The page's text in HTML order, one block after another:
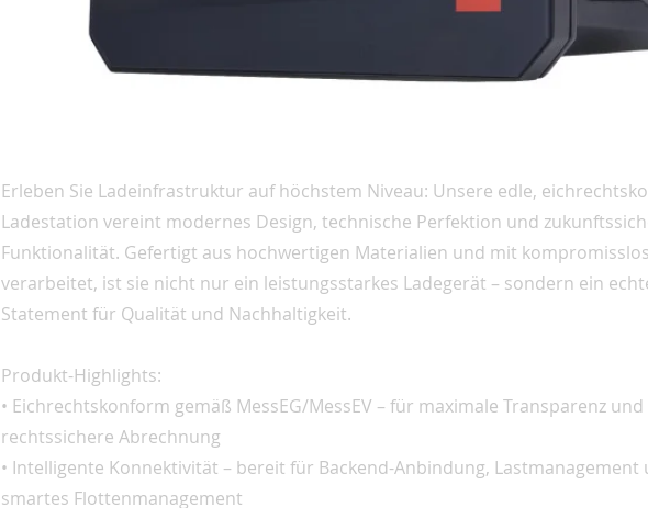
Erleben Sie Ladeinfrastruktur auf höchstem Niveau: Unsere edle,
Ladestation vereint modernes Design, technische Perfektion und
Funktionalität. Gefertigt aus hochwertigen Materialien und mit
verarbeitet, ist sie nicht nur ein leistungsstarkes Ladegerät – sondern ein
Statement für Qualität und Nachhaltigkeit.
Produkt-Highlights:
• Eichrechtskonform gemäß MessEG/MessEV – für maximale Transparenz und
rechtssichere Abrechnung
• Intelligente Konnektivität – bereit für Backend-Anbindung, Lastmanagement
smartes Flottenmanagement